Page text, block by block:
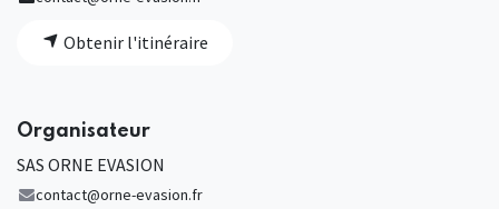
Obtenir l'itinéraire
Organisateur
SAS ORNE EVASION
contact@orne-evasion.fr